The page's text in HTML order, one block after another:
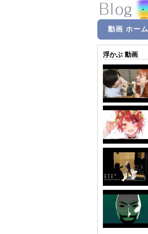
動画 ホーム
浮かぶ 動画